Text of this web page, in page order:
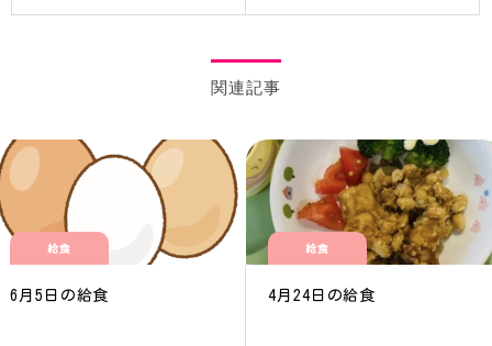
関連記事
給食
6月5日の給食
給食
4月24日の給食